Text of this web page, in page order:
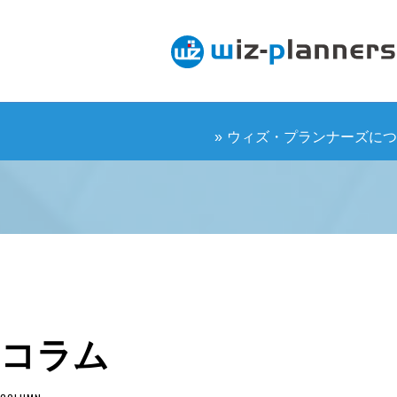
ウィズ・プランナーズに
コラム